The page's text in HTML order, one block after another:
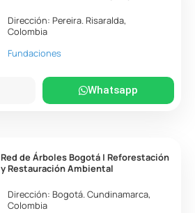
Dirección: Pereira. Risaralda,
Colombia
Fundaciones
Whatsapp
Red de Árboles Bogotá | Reforestación
y Restauración Ambiental
Dirección: Bogotá.Cundinamarca,
Colombia